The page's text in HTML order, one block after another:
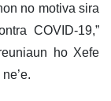
no motiva sira
COVID-19,”
ho Xefe